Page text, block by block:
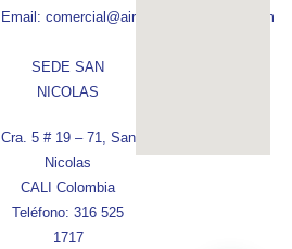
Email: comercial@aireconfortcolombia.com
SEDE SAN
NICOLAS
Cra. 5 # 19 – 71, San
Nicolas
CALI Colombia
Teléfono: 316 525
1717